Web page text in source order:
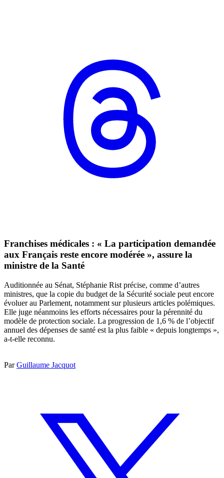
Franchises médicales : « La participation demandée
aux Français reste encore modérée », assure la
ministre de la Santé
Auditionnée au Sénat, Stéphanie Rist précise, comme d’autres
ministres, que la copie du budget de la Sécurité sociale peut encore
évoluer au Parlement, notamment sur plusieurs articles polémiques.
Elle juge néanmoins les efforts nécessaires pour la pérennité du
modèle de protection sociale. La progression de 1,6 % de l’objectif
annuel des dépenses de santé est la plus faible « depuis longtemps »,
a-t-elle reconnu.
ParGuillaume Jacquot